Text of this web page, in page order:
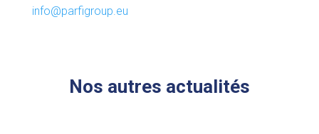
info@parfigroup.eu
Nos autres actualités